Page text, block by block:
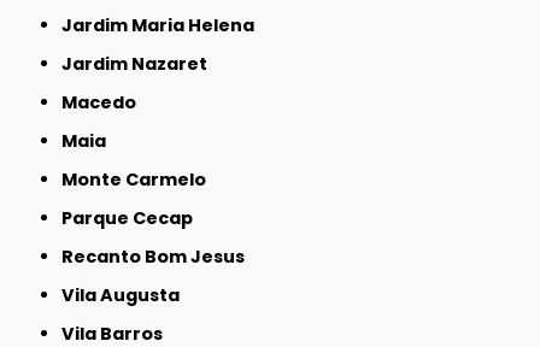
Jardim Maria Helena
Jardim Nazaret
Macedo
Maia
Monte Carmelo
Parque Cecap
Recanto Bom Jesus
Vila Augusta
Vila Barros